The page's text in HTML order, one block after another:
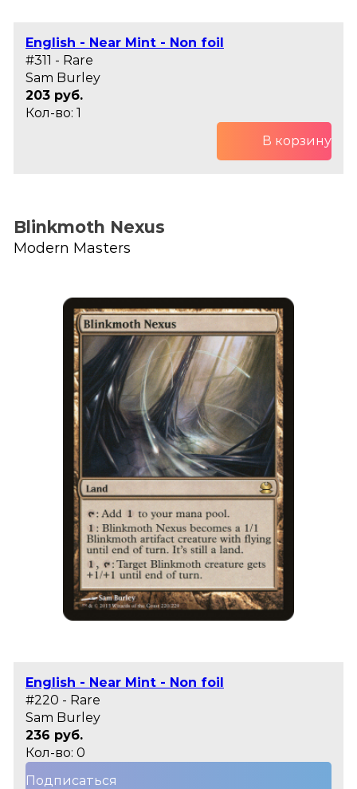
English - Near Mint - Non foil
#311 - Rare
Sam Burley
203 руб.
Кол-во: 1
В корзину
Blinkmoth Nexus
Modern Masters
English - Near Mint - Non foil
#220 - Rare
Sam Burley
236 руб.
Кол-во: 0
Подписаться